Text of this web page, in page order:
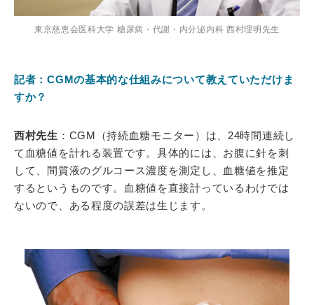
東京慈恵会医科大学 糖尿病・代謝・内分泌内科 西村理明先生
記者：CGMの基本的な仕組みについて教えていただけま
すか？
西村先生 ：CGM（持続血糖モニター）は、24時間連続し
て血糖値を計れる装置です。具体的には、お腹に針を刺
して、間質液のグルコース濃度を測定し、血糖値を推定
するというものです。血糖値を直接計っているわけでは
ないので、ある程度の誤差は生じます。